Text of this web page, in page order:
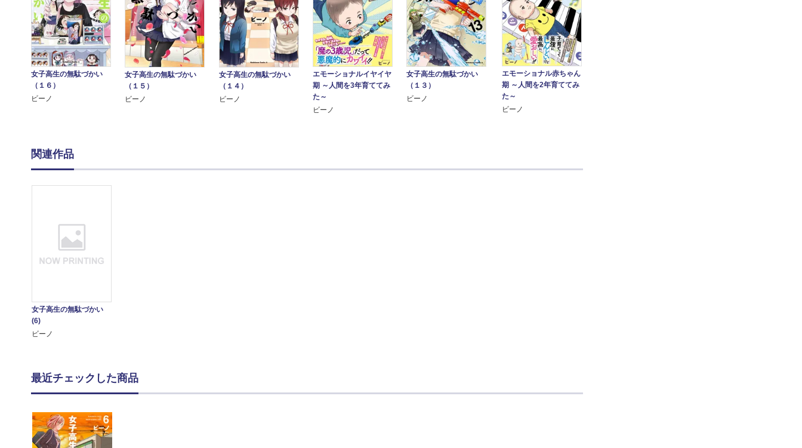
女子高生の無駄づかい
（１６）
ビーノ
女子高生の無駄づかい
（１５）
ビーノ
女子高生の無駄づかい
（１４）
ビーノ
エモーショナルイヤイヤ
期 ～人間を3年育ててみ
た～
ビーノ
女子高生の無駄づかい
（１３）
ビーノ
エモーショナル赤ちゃん
期 ～人間を2年育ててみ
た～
ビーノ
関連作品
女子高生の無駄づかい
(6)
ビーノ
最近チェックした商品